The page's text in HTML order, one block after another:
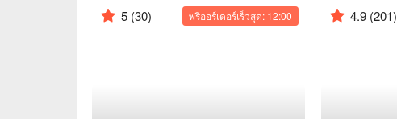
5 (30) พรีออร์เดอร์เร็วสุด: 12:00
4.9 (201)